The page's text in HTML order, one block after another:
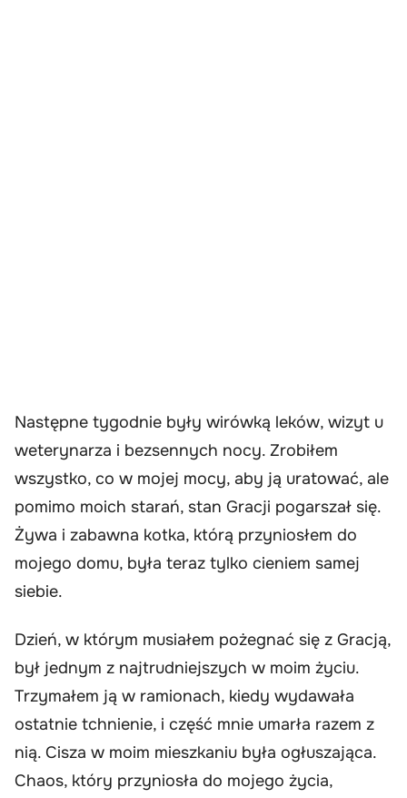
Następne tygodnie były wirówką leków, wizyt u
weterynarza i bezsennych nocy. Zrobiłem
wszystko, co w mojej mocy, aby ją uratować, ale
pomimo moich starań, stan Gracji pogarszał się.
Żywa i zabawna kotka, którą przyniosłem do
mojego domu, była teraz tylko cieniem samej
siebie.
Dzień, w którym musiałem pożegnać się z Gracją,
był jednym z najtrudniejszych w moim życiu.
Trzymałem ją w ramionach, kiedy wydawała
ostatnie tchnienie, i część mnie umarła razem z
nią. Cisza w moim mieszkaniu była ogłuszająca.
Chaos, który przyniosła do mojego życia,